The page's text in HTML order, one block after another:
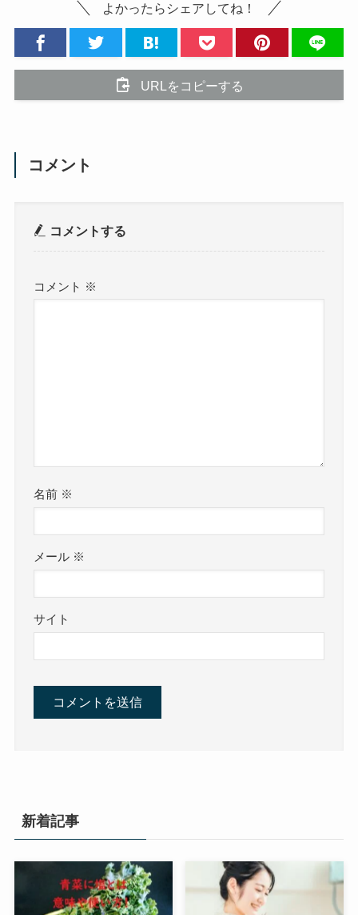
よかったらシェアしてね！
URLをコピーする
コメント
コメントする
コメント ※
名前 ※
メール ※
サイト
新着記事